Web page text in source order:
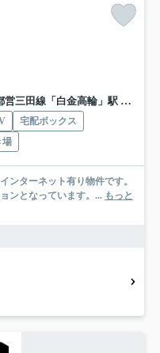
営三田線「白金高輪」駅 徒歩11分
宅配ボックス
場
ンターネット有り物件です。
ンとなっています。... もっと